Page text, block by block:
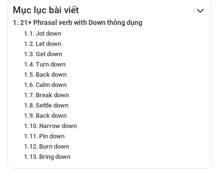
Mục lục bài viết
21+ Phrasal verb with Down thông dụng
Jot down
Let down
Get down
Turn down
Back down
Calm down
Break down
Settle down
Back down
Narrow down
Pin down
Burn down
Bring down
Come down